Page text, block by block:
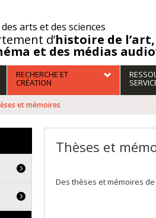
arts et des sciences
d’histoire de l’art,
et des médias
RECHERCHE ET
CRÉATION
et mémoires
Thèses et
Des thèses et mémoires